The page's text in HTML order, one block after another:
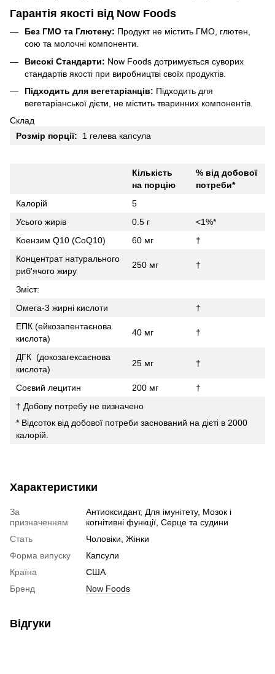
Гарантія якості від Now Foods
Без ГМО та Глютену: Продукт не містить ГМО, глютен,
сою та молочні компоненти.
Високі Стандарти: Now Foods дотримується суворих
стандартів якості при виробництві своїх продуктів.
Підходить для вегетаріанців: Підходить для
вегетаріанської дієти, не містить тваринних компонентів.
Склад
Розмір порції:
1 гелева капсула
Кількість
на порцію
% від добової
потреби*
Калорій
5
Усього жирів
0.5 г
<1%*
Коензим Q10 (CoQ10)
60 мг
†
Концентрат натурального
риб'ячого жиру
250 мг †
Зміст:
Омега-3 жирні кислоти
†
ЕПК (ейкозапентаєнова
кислота)
40 мг †
ДГК (докозагексаєнова
кислота)
25 мг †
Соєвий лецитин 200 мг
†
† Добову потребу не визначено
* Відсоток від добової потреби заснований на дієті в 2000
калорій.
Характеристики
За
призначенням
Антиоксидант, Для імунітету, Мозок і
когнітивні функції, Серце та судини
Стать
Чоловіки, Жінки
Форма випуску
Капсули
Країна
США
Бренд
Now Foods
Відгуки